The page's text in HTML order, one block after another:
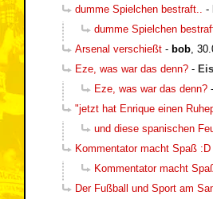
dumme Spielchen bestraft..
-
dumme Spielchen
Arsenal verschießt - bob
Eze, was war das denn? -
Eze, was war das denn? -
"jetzt hat Enrique einen
und diese spanischen
Kommentator macht Spaß :D
Kommentator macht
Der Fußball und Sport am